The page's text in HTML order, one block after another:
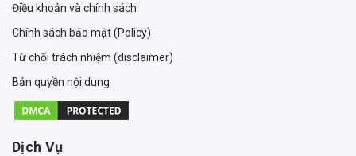
Điều khoản và chính sách
Chính sách bảo mật (Policy)
Từ chối trách nhiệm (disclaimer)
Bản quyền nội dung
Dịch Vụ